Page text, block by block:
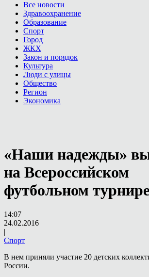
Все новости
Здравоохранение
Образование
Спорт
Город
ЖКХ
Закон и порядок
Культура
Люди с улицы
Общество
Регион
Экономика
«Наши надежды»
на Всероссийском
футбольном
14:07
24.02.2016
|
Спорт
В нем приняли участие 20 детских
России.